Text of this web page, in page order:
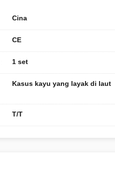
Cina
CE
1 set
Kasus kayu yang layak di laut
T/T